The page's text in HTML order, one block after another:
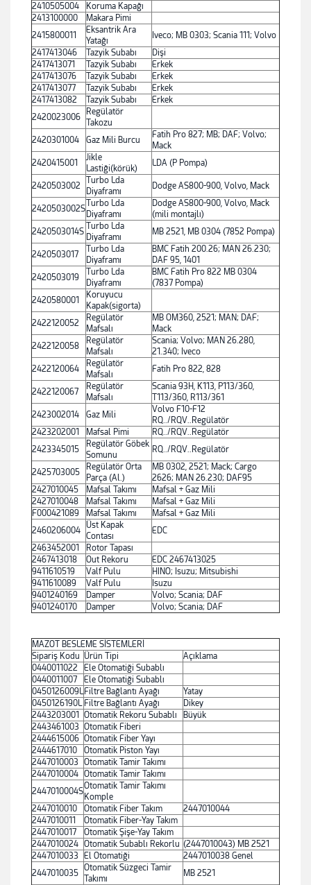
2410505004
Koruma Kapağı
2413100000
Makara Pimi
2415800011
Eksantrik Ara
Yatağı
Iveco; MB 0303; Scania 111; Volvo
2417413046
Tazyik Subabı
Dişi
2417413071
Tazyik Subabı
Erkek
2417413076
Tazyik Subabı
Erkek
2417413077
Tazyik Subabı
Erkek
2417413082
Tazyik Subabı
Erkek
2420023006
Regülatör
Takozu
2420301004
Gaz Mili Burcu
Fatih Pro 827; MB; DAF; Volvo;
Mack
2420415001
Jikle
Lastiği(körük)
LDA (P Pompa)
2420503002
Turbo Lda
Diyaframı
Dodge AS800-900, Volvo, Mack
2420503002S
Turbo Lda
Diyaframı
Dodge AS800-900, Volvo, Mack
(mili montajlı)
2420503014S
Turbo Lda
Diyaframı
MB 2521, MB 0304 (7852 Pompa)
2420503017
Turbo Lda
Diyaframı
BMC Fatih 200.26; MAN 26.230;
DAF 95, 1401
2420503019
Turbo Lda
Diyaframı
BMC Fatih Pro 822 MB 0304
(7837 Pompa)
2420580001
Koruyucu
Kapak(sigorta)
2422120052
Regülatör
Mafsalı
MB OM360, 2521; MAN; DAF;
Mack
2422120058
Regülatör
Mafsalı
Scania; Volvo; MAN 26.280,
21.340; Iveco
2422120064
Regülatör
Mafsalı
Fatih Pro 822, 828
2422120067
Regülatör
Mafsalı
Scania 93H, K113, P113/360,
T113/360, R113/361
2423002014
Gaz Mili
Volvo F10-F12
RQ../RQV..Regülatör
2423202001
Mafsal Pimi
RQ../RQV..Regülatör
2423345015
Regülatör Göbek
Somunu
RQ../RQV..Regülatör
2425703005
Regülatör Orta
Parça (Al.)
MB 0302, 2521; Mack; Cargo
2626; MAN 26.230; DAF95
2427010045
Mafsal Takımı
Mafsal + Gaz Mili
2427010048
Mafsal Takımı
Mafsal + Gaz Mili
F000421089
Mafsal Takımı
Mafsal + Gaz Mili
2460206004
Üst Kapak
Contası
EDC
2463452001
Rotor Tapası
2467413018
Out Rekoru
EDC 2467413025
9411610519
Valf Pulu
HINO; Isuzu; Mitsubishi
9411610089
Valf Pulu
Isuzu
9401240169
Damper
Volvo; Scania; DAF
9401240170
Damper Volvo; Scania; DAF
MAZOT BESLEME SİSTEMLERİ
Sipariş Kodu Ürün Tipi
Açıklama
0440011022
Ele Otomatiği Subablı
0440011007
Ele Otomatiği Subablı
0450126009L Filtre Bağlantı Ayağı
Yatay
0450126190L Filtre Bağlantı Ayağı
Dikey
2443203001
Otomatik Rekoru Subablı
Büyük
2443461003 Otomatik Fiberi
2444615006 Otomatik Fiber Yayı
2444617010
Otomatik Piston Yayı
2447010003
Otomatik Tamir Takımı
2447010004 Otomatik Tamir Takımı
2447010004S
Otomatik Tamir Takımı
Komple
2447010010
Otomatik Fiber Takım
2447010044
2447010011
Otomatik Fiber-Yay Takım
2447010017
Otomatik Şişe-Yay Takım
2447010024 Otomatik Subablı Rekorlu (2447010043) MB 2521
2447010033
El Otomatiği
2447010038 Genel
2447010035
Otomatik Süzgeci Tamir
Takımı
MB 2521